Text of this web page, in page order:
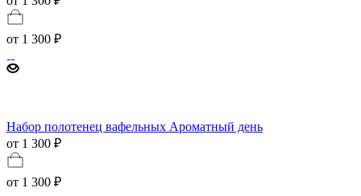
от 1 300 ₽
Набор полотенец вафельных Ароматный день
от 1 300 ₽
от 1 300 ₽